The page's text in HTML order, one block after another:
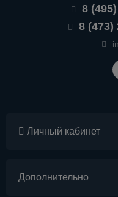
8
8 (473)
Личный кабинет
Дополнительно